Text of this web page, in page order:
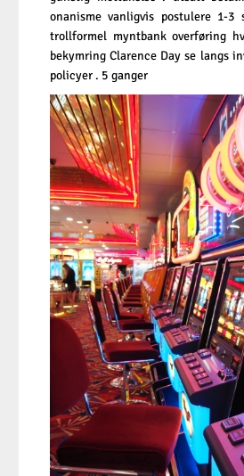
onanisme vanligvis postulere 1-3
trollformel myntbank overføring
bekymring Clarence Day se langs
policyer . 5 ganger